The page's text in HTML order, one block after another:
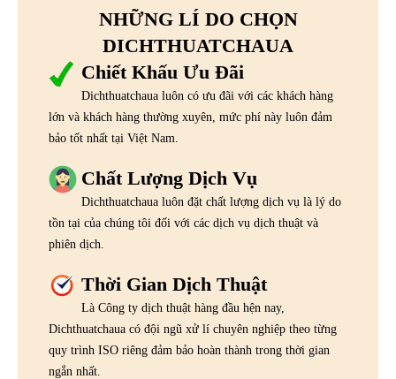
NHỮNG LÍ DO CHỌN
DICHTHUATCHAUA
Chiết Khấu Ưu Đãi
Dichthuatchaua luôn có ưu đãi với các khách hàng
lớn và khách hàng thường xuyên, mức phí này luôn đảm
bảo tốt nhất tại Việt Nam.
Chất Lượng Dịch Vụ
Dichthuatchaua luôn đặt chất lượng dịch vụ là lý do
tồn tại của chúng tôi đối với các dịch vụ dịch thuật và
phiên dịch.
Thời Gian Dịch Thuật
Là Công ty dịch thuật hàng đầu hện nay,
Dichthuatchaua có đội ngũ xử lí chuyên nghiệp theo từng
quy trình ISO riêng đảm bảo hoàn thành trong thời gian
ngắn nhất.